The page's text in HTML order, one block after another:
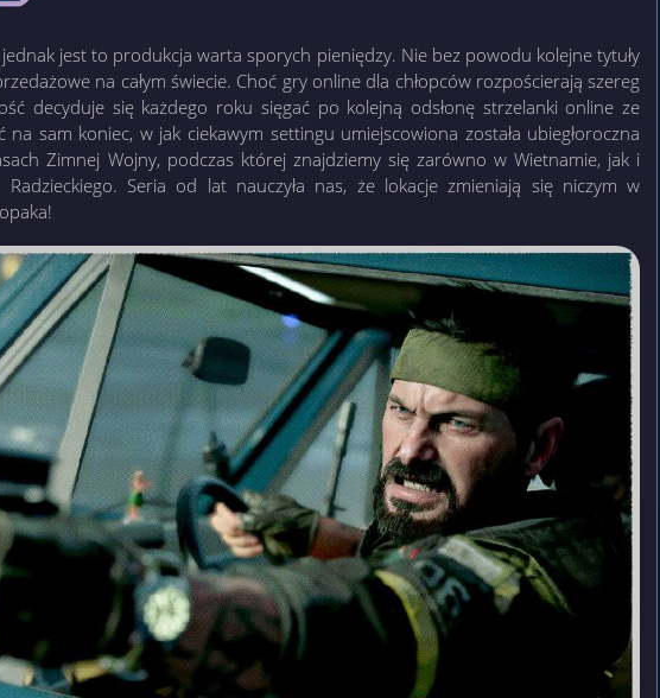
jest to produkcja warta sporych pieniędzy. Nie bez powodu kolejne tytuły
na całym świecie. Choć gry online dla chłopców rozpościerają szereg
decyduje się każdego roku sięgać po kolejną odsłonę strzelanki online ze
na sam koniec, w jak ciekawym settingu umiejscowiona została ubiegłoroczna
Zimnej Wojny, podczas której znajdziemy się zarówno w Wietnamie, jak i
Seria od lat nauczyła nas, że lokacje zmieniają się niczym w